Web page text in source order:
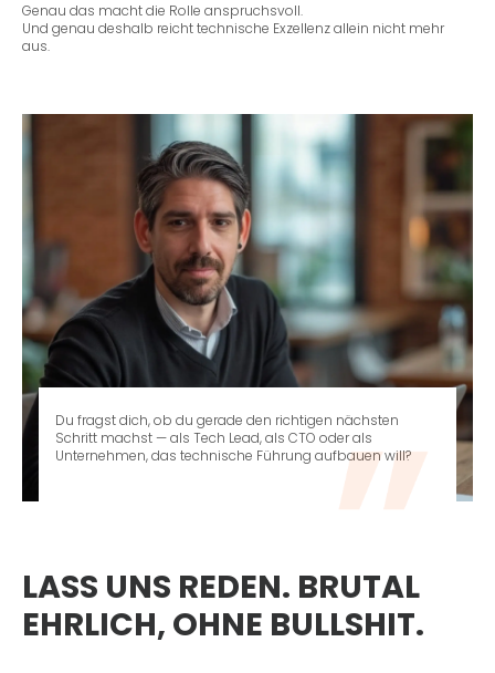
Genau das macht die Rolle anspruchsvoll.
Und genau deshalb reicht technische Exzellenz allein nicht mehr
aus.
Du fragst dich, ob du gerade den richtigen nächsten
Schritt machst — als Tech Lead, als CTO oder als
Unternehmen, das technische Führung aufbauen will?
LASS UNS REDEN. BRUTAL
EHRLICH, OHNE BULLSHIT.